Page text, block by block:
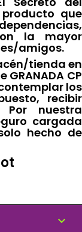
que
la mayor
amigos.
tienda en
CP
los
recibir
Por nuestra
cargada
hecho de
